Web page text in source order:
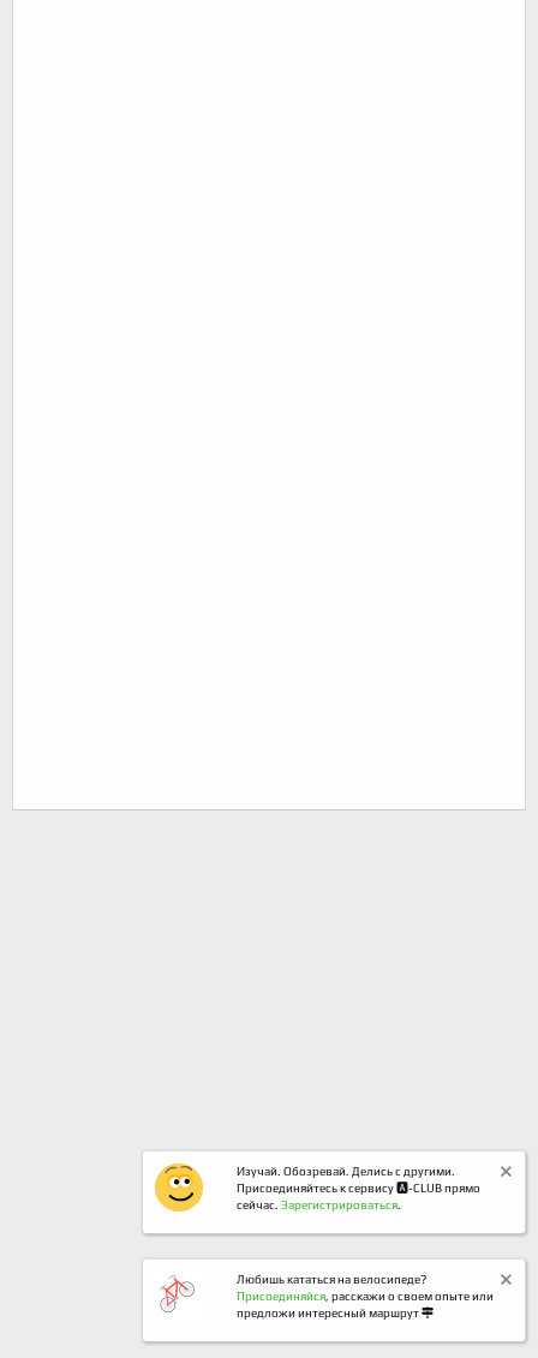
Изучай. Обозревай. Делись с другими.
Присоединяйтесь к сервису 🅰️-CLUB прямо
сейчас. Зарегистрироваться
Любишь кататься на велосипеде?
Присоединяйся, расскажи о своем опыте или
предложи интересный маршрут